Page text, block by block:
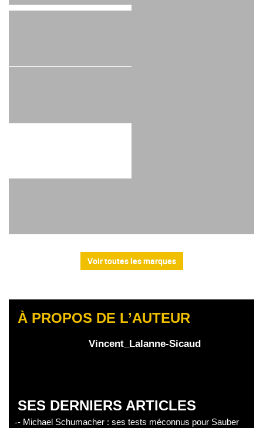
Voir toutes les marques
À PROPOS DE L’AUTEUR
Vincent_Lalanne-Sicaud
SES DERNIERS ARTICLES
- Michael Schumacher : ses tests méconnus pour Sauber